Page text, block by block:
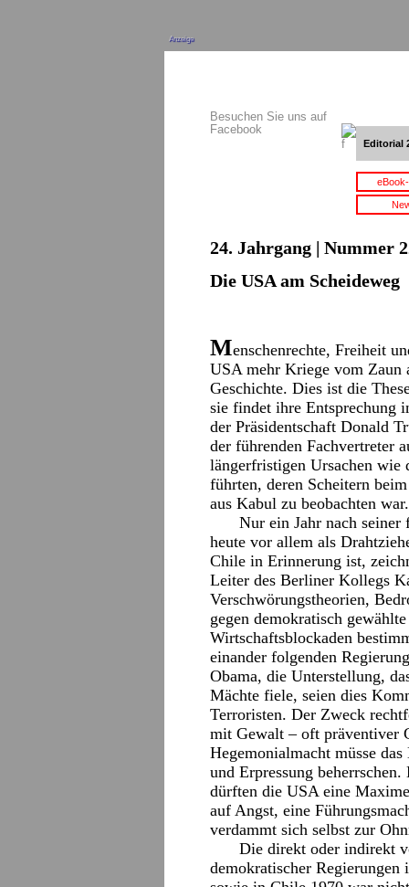
Anzeige
Besuchen Sie uns auf
Facebook
Editorial
24. Jahrgang | Nummer
Die USA am Scheideweg
Menschenrechte, Freiheit
USA mehr Kriege vom Zaun
Geschichte. Dies ist die
sie findet ihre Entsprechung
der Präsidentschaft Donald
der führenden Fachvertreter
längerfristigen Ursachen wie
führten, deren Scheitern
aus Kabul zu beobachten war.
Nur ein Jahr nach
heute vor allem als
Chile in Erinnerung ist,
Leiter des Berliner Kollegs
Verschwörungstheorien,
gegen demokratisch
Wirtschaftsblockaden
einander folgenden
Obama, die Unterstellung,
Mächte fiele, seien dies
Terroristen. Der Zweck
mit Gewalt – oft präventiver
Hegemonialmacht müsse
und Erpressung
dürften die USA eine
auf Angst, eine
verdammt sich selbst zur
Die direkt oder indirekt
demokratischer